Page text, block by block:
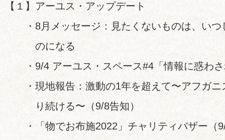
【１】アーユス・アップデート
・8月メッセージ：見たくないものは、いつ
のになる
・9/4 アーユス・スペース#4「情報に惑わさ
・現地報告：激動の1年を超えて〜アフガニ
り続ける〜（9/8告知）
・「物でお布施2022」チャリティバザー（